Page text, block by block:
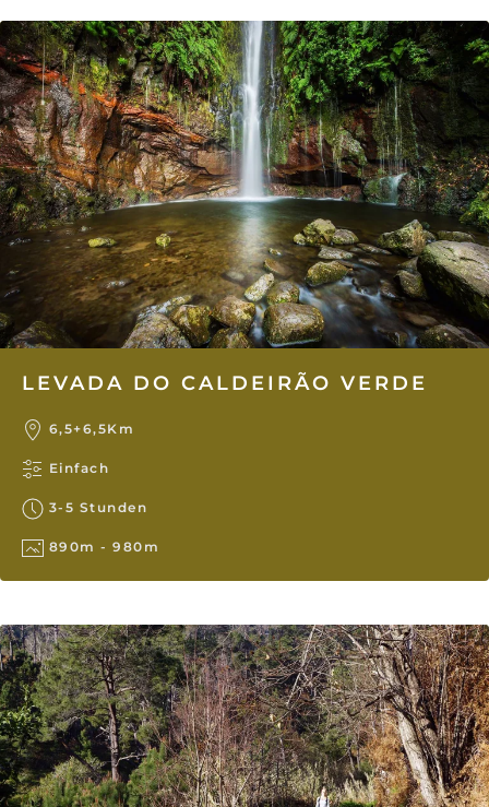
LEVADA DO CALDEIRÃO VERDE
6,5+6,5Km
Einfach
3-5 Stunden
890m - 980m